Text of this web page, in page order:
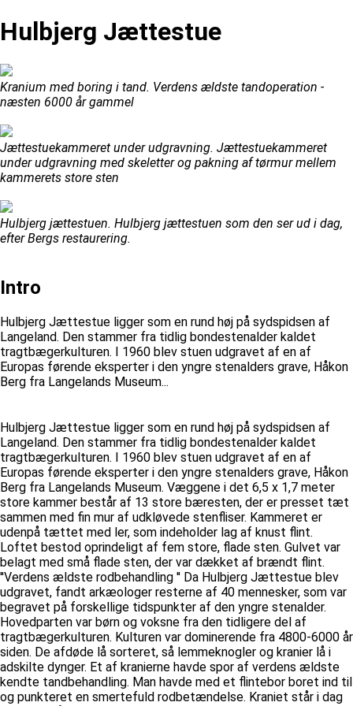
Hulbjerg Jættestue
Kranium med boring i tand. Verdens ældste tandoperation -
næsten 6000 år gammel
Jættestuekammeret under udgravning. Jættestuekammeret
under udgravning med skeletter og pakning af tørmur mellem
kammerets store sten
Hulbjerg jættestuen. Hulbjerg jættestuen som den ser ud i dag,
efter Bergs restaurering.
Intro
Hulbjerg Jættestue ligger som en rund høj på sydspidsen af
Langeland. Den stammer fra tidlig bondestenalder kaldet
tragtbægerkulturen. I 1960 blev stuen udgravet af en af
Europas førende eksperter i den yngre stenalders grave, Håkon
Berg fra Langelands Museum...
Hulbjerg Jættestue ligger som en rund høj på sydspidsen af
Langeland. Den stammer fra tidlig bondestenalder kaldet
tragtbægerkulturen. I 1960 blev stuen udgravet af en af
Europas førende eksperter i den yngre stenalders grave, Håkon
Berg fra Langelands Museum. Væggene i det 6,5 x 1,7 meter
store kammer består af 13 store bæresten, der er presset tæt
sammen med fin mur af udkløvede stenfliser. Kammeret er
udenpå tættet med ler, som indeholder lag af knust flint.
Loftet bestod oprindeligt af fem store, flade sten. Gulvet var
belagt med små flade sten, der var dækket af brændt flint.
''Verdens ældste rodbehandling '' Da Hulbjerg Jættestue blev
udgravet, fandt arkæologer resterne af 40 mennesker, som var
begravet på forskellige tidspunkter af den yngre stenalder.
Hovedparten var børn og voksne fra den tidligere del af
tragtbægerkulturen. Kulturen var dominerende fra 4800-6000 år
siden. De afdøde lå sorteret, så lemmeknogler og kranier lå i
adskilte dynger. Et af kranierne havde spor af verdens ældste
kendte tandbehandling. Man havde med et flintebor boret ind til
og punkteret en smertefuld rodbetændelse. Kraniet står i dag